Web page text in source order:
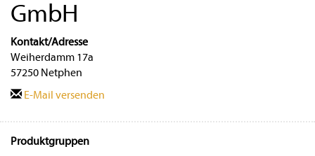
GmbH
Kontakt/Adresse
Weiherdamm 17a
57250 Netphen
E-Mail versenden
Produktgruppen